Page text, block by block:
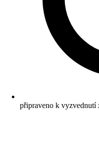
připraveno k vyzvednutí